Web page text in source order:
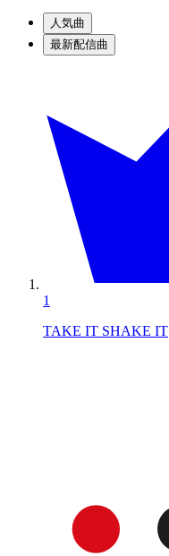
人気曲
最新配信曲
1
TAKE IT SHAKE IT